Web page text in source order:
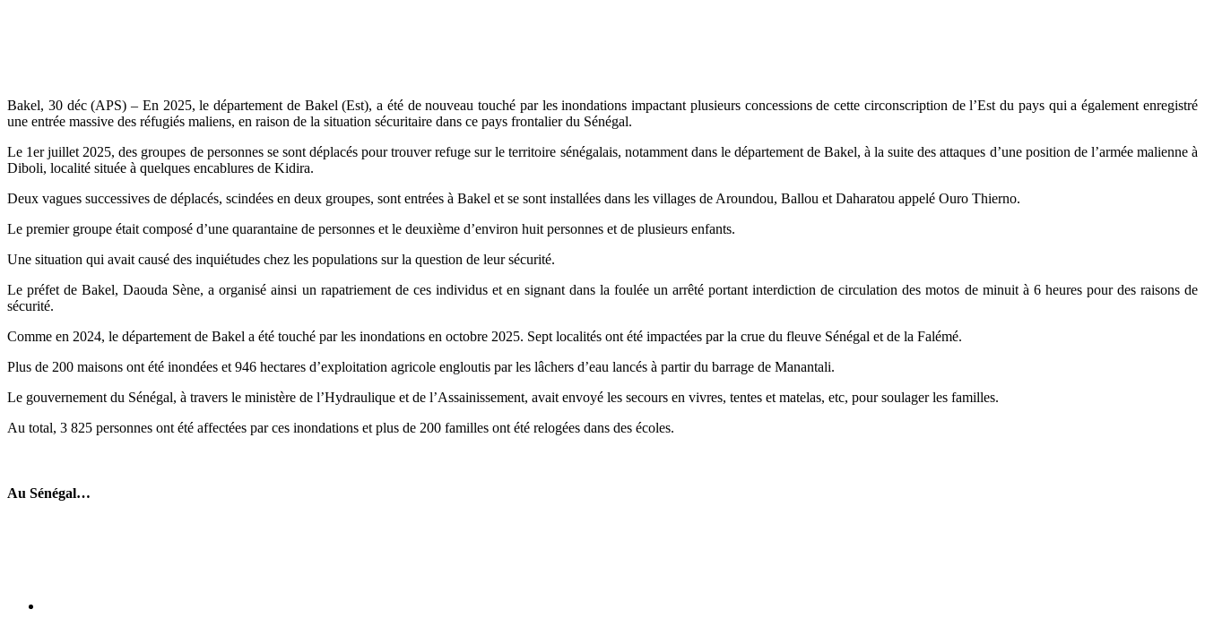
Bakel, 30 déc (APS) – En 2025, le département de Bakel (Est), a été de nouveau touché par les inondations impactant plusieurs concessions de cette circonscription de l’Est du pays qui a également enregistré
une entrée massive des réfugiés maliens, en raison de la situation sécuritaire dans ce pays frontalier du Sénégal.
‎Le 1er juillet 2025, des groupes de personnes se sont déplacés pour trouver refuge sur le territoire sénégalais, notamment dans le département de Bakel, à la suite des attaques d’une position de l’armée malienne à
Diboli, localité située à quelques encablures de Kidira.
‎Deux vagues successives de déplacés, scindées en deux groupes, sont entrées à Bakel et se sont installées dans les villages de Aroundou, Ballou et Daharatou appelé Ouro Thierno.
Le premier groupe était composé d’une quarantaine de personnes et le deuxième d’environ huit personnes et de plusieurs enfants.
‎Une situation qui avait causé des inquiétudes chez les populations sur la question de leur sécurité.
Le préfet de Bakel, Daouda Sène, a organisé ainsi un rapatriement de ces individus et en signant dans la foulée un arrêté portant interdiction de circulation des motos de minuit à 6 heures pour des raisons de
sécurité.
‎Comme en 2024, le département de Bakel a été touché par les inondations en octobre 2025. Sept localités ont été impactées par la crue du fleuve Sénégal et de la Falémé.
Plus de 200 maisons ont été inondées et 946 hectares d’exploitation agricole engloutis par les lâchers d’eau lancés à partir du barrage de Manantali.
‎Le gouvernement du Sénégal, à travers le ministère de l’Hydraulique et de l’Assainissement, avait envoyé les secours en vivres, tentes et matelas, etc, pour soulager les familles.
Au total, 3 825 personnes ont été affectées par ces inondations et plus de 200 familles ont été relogées dans des écoles.
Au Sénégal…